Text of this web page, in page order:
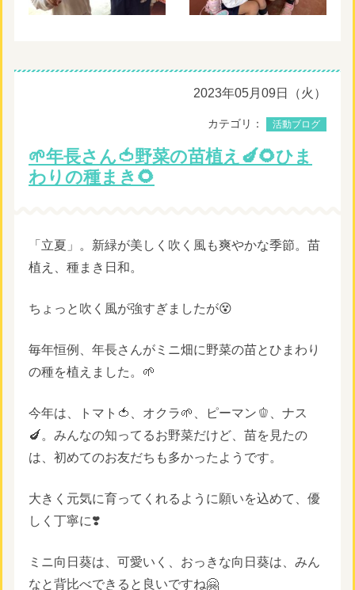
2023年05月09日（火）
カテゴリ： 活動ブログ
🌱年長さん🍅野菜の苗植え🍆🌻ひま
わりの種まき🌻
「立夏」。新緑が美しく吹く風も爽やかな季節。苗
植え、種まき日和。
ちょっと吹く風が強すぎましたが😵
毎年恒例、年長さんがミニ畑に野菜の苗とひまわり
の種を植えました。🌱
今年は、トマト🍅、オクラ🌱、ピーマン🫑、ナス
🍆。みんなの知ってるお野菜だけど、苗を見たの
は、初めてのお友だちも多かったようです。
大きく元気に育ってくれるように願いを込めて、優
しく丁寧に❣️
ミニ向日葵は、可愛いく、おっきな向日葵は、みん
なと背比べできると良いですね🤗